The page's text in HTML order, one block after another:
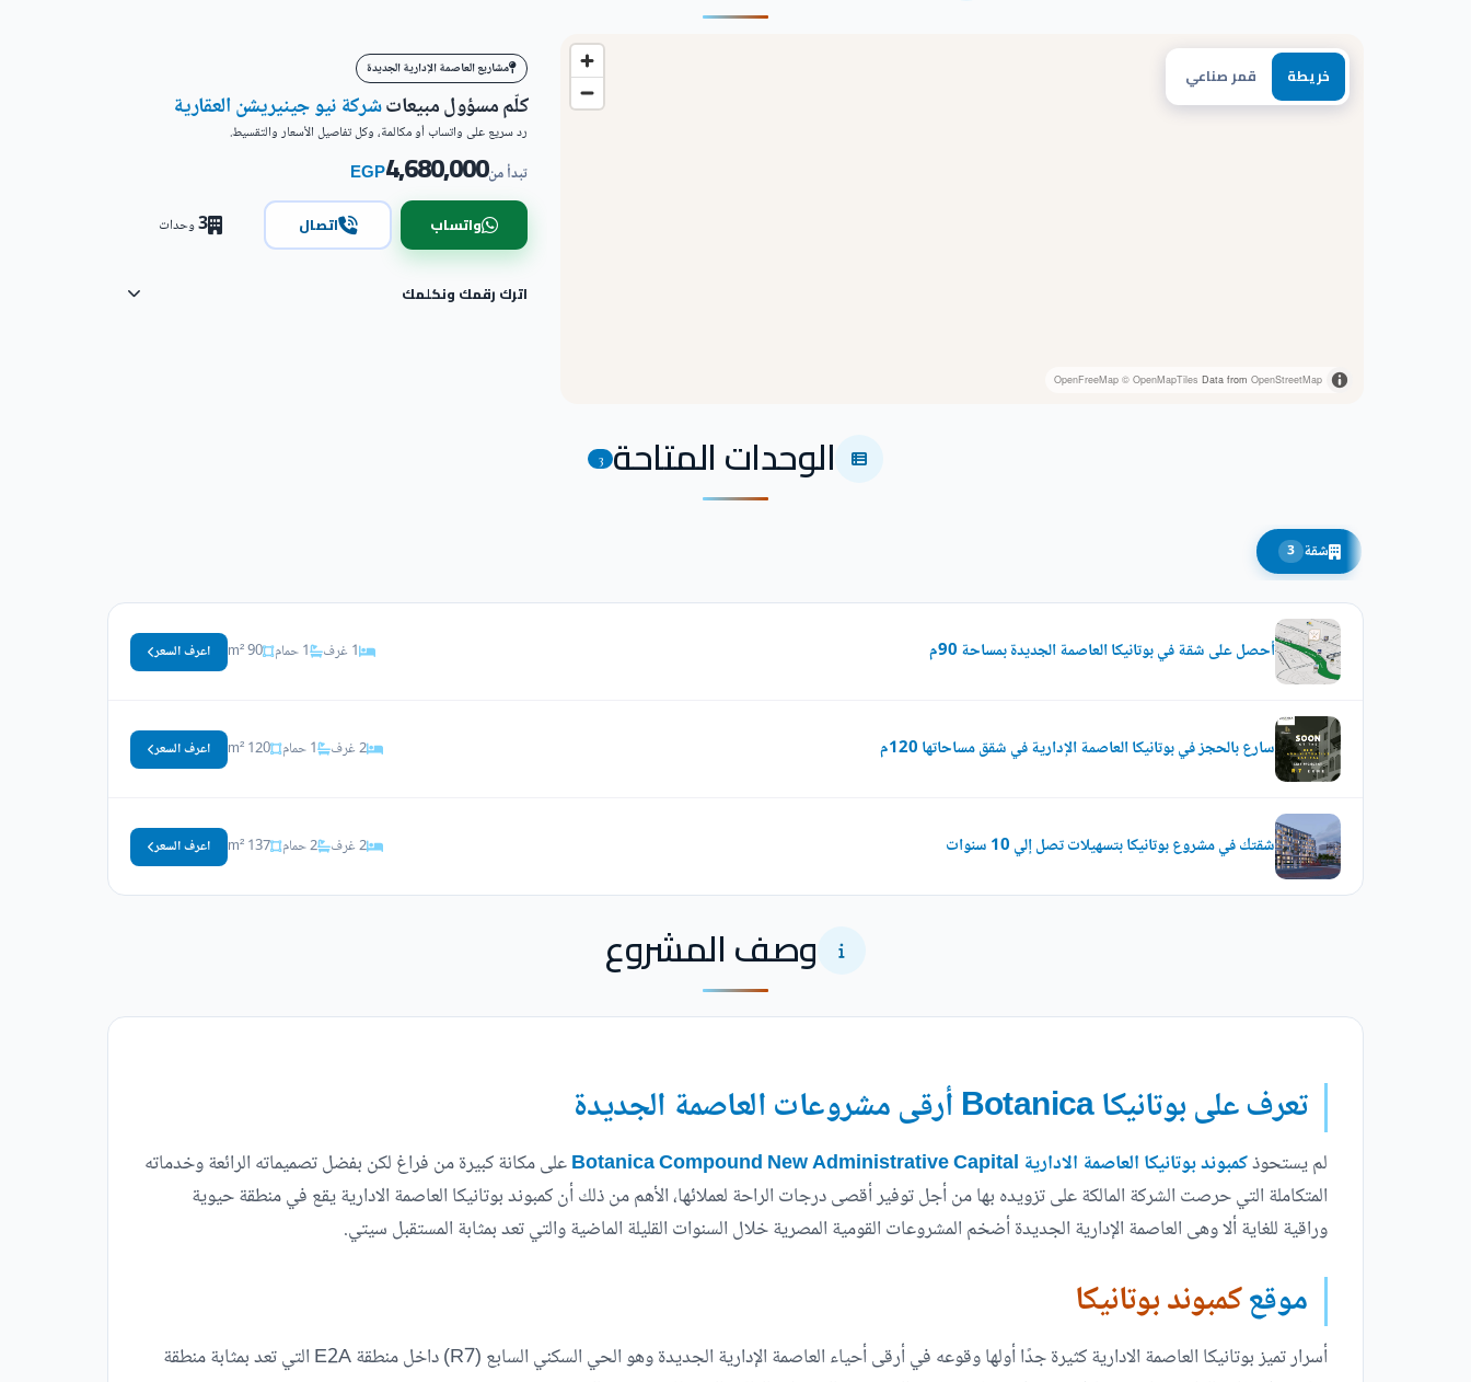
خريطة قمر صناعي
OpenFreeMap © OpenMapTiles Data from OpenStreetMap
مشاريع العاصمة الإدارية الجديدة
كلّم مسؤول مبيعاتشركة نيو جينيريشن العقارية
رد سريع على واتساب أو مكالمة، وكل تفاصيل الأسعار والتقسيط.
تبدأ من4,680,000
EGP
واتساب اتصال 3وحدات
اترك رقمك ونكلمك
الوحدات المتاحة 3
شقة 3
أحصل على شقة في بوتانيكا العاصمة الجديدة بمساحة 90م 1 غرف 1 حمام 90 m² اعرف السعر
سارع بالحجز في بوتانيكا العاصمة الإدارية في شقق مساحاتها 120م 2 غرف 1 حمام 120 m² اعرف السعر
شقتك في مشروع بوتانيكا بتسهيلات تصل إلي 10 سنوات 2 غرف 2 حمام 137 m² اعرف السعر
وصف المشروع
تعرف على بوتانيكا Botanica أرقى مشروعات العاصمة الجديدة
لم يستحوذكمبوند بوتانيكا العاصمة الادارية Botanica Compound New Administrative Capital
على مكانة كبيرة من فراغ لكن بفضل تصميماته الرائعة وخدماته
المتكاملة التي حرصت الشركة المالكة على تزويده بها من أجل توفير أقصى درجات الراحة لعملائها، الأهم من ذلك أن كمبوند بوتانيكا العاصمة الادارية يقع في منطقة حيوية
وراقية للغاية ألا وهى العاصمة الإدارية الجديدة أضخم المشروعات القومية المصرية خلال السنوات القليلة الماضية والتي تعد بمثابة المستقبل سيتي.
موقعكمبوند بوتانيكا
أسرار تميز بوتانيكا العاصمة الادارية كثيرة جدًا أولها وقوعه في أرقى أحياء العاصمة الإدارية الجديدة وهو الحي السكني السابع (R7) داخل منطقة E2A التي تعد بمثابة منطقة